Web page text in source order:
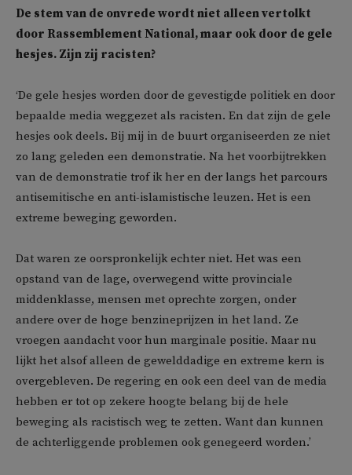
De stem van de onvrede wordt niet alleen vertolkt
door Rassemblement National, maar ook door de gele
hesjes. Zijn zij racisten?
‘De gele hesjes worden door de gevestigde politiek en door
bepaalde media weggezet als racisten. En dat zijn de gele
hesjes ook deels. Bij mij in de buurt organiseerden ze niet
zo lang geleden een demonstratie. Na het voorbijtrekken
van de demonstratie trof ik her en der langs het parcours
antisemitische en anti-islamistische leuzen. Het is een
extreme beweging geworden.
Dat waren ze oorspronkelijk echter niet. Het was een
opstand van de lage, overwegend witte provinciale
middenklasse, mensen met oprechte zorgen, onder
andere over de hoge benzineprijzen in het land. Ze
vroegen aandacht voor hun marginale positie. Maar nu
lijkt het alsof alleen de gewelddadige en extreme kern is
overgebleven. De regering en ook een deel van de media
hebben er tot op zekere hoogte belang bij de hele
beweging als racistisch weg te zetten. Want dan kunnen
de achterliggende problemen ook genegeerd worden.’